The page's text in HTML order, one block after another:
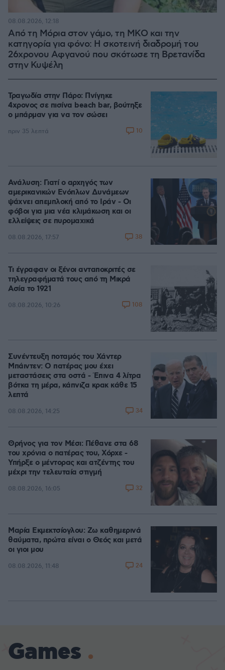
Από τη Μόρια στον γάμο, τη ΜΚΟ και την
κατηγορία για φόνο: Η σκοτεινή διαδρομή του
26χρονου Αφγανού που σκότωσε τη Βρετανίδα
στην Κυψέλη
08.08.2026, 12:18
Τραγωδία στην Πάρο: Πνίγηκε
4χρονος σε πισίνα beach bar, βούτηξε
ο μπάρμαν για να τον σώσει
πριν 35 λεπτά 10
Ανάλυση: Γιατί ο αρχηγός των
αμερικανικών Ενόπλων Δυνάμεων
ψάχνει απεμπλοκή από το Ιράν - Οι
φόβοι για μια νέα κλιμάκωση και οι
ελλείψεις σε πυρομαχικά
08.08.2026, 17:57 38
Τι έγραφαν οι ξένοι ανταποκριτές σε
τηλεγραφήματά τους από τη Μικρά
Ασία το 1921
08.08.2026, 10:26 108
Συνέντευξη ποταμός του Χάντερ
Μπάιντεν: Ο πατέρας μου έχει
μεταστάσεις στα οστά - Έπινα 4 λίτρα
βότκα τη μέρα, κάπνιζα κρακ κάθε 15
λεπτά
08.08.2026, 14:25 34
Θρήνος για τον Μέσι: Πέθανε στα 68
του χρόνια ο πατέρας του, Χόρχε -
Υπήρξε ο μέντορας και ατζέντης του
μέχρι την τελευταία στιγμή
08.08.2026, 16:05 32
Μαρία Εκμεκτσίογλου: Ζω καθημερινά
θαύματα, πρώτα είναι ο Θεός και μετά
οι γιοι μου
08.08.2026, 11:48 24
Games